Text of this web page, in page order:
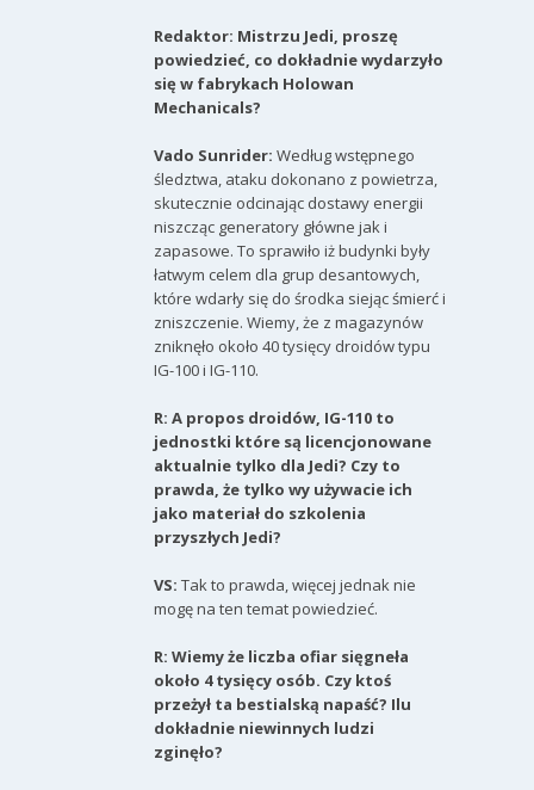
Redaktor: Mistrzu Jedi, proszę
powiedzieć, co dokładnie wydarzyło
się w fabrykach Holowan
Mechanicals?
Vado Sunrider: Według wstępnego
śledztwa, ataku dokonano z powietrza,
skutecznie odcinając dostawy energii
niszcząc generatory główne jak i
zapasowe. To sprawiło iż budynki były
łatwym celem dla grup desantowych,
które wdarły się do środka siejąc śmierć i
zniszczenie. Wiemy, że z magazynów
zniknęło około 40 tysięcy droidów typu
IG-100 i IG-110.
R: A propos droidów, IG-110 to
jednostki które są licencjonowane
aktualnie tylko dla Jedi? Czy to
prawda, że tylko wy używacie ich
jako materiał do szkolenia
przyszłych Jedi?
VS: Tak to prawda, więcej jednak nie
mogę na ten temat powiedzieć.
R: Wiemy że liczba ofiar sięgneła
około 4 tysięcy osób. Czy ktoś
przeżył ta bestialską napaść? Ilu
dokładnie niewinnych ludzi
zginęło?